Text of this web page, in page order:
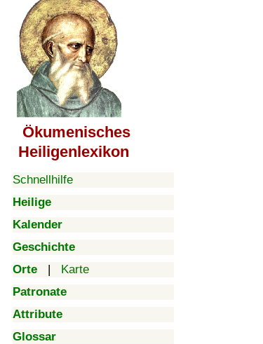
Ökumenisches
Heiligenlexikon
Schnellhilfe
Heilige
Kalender
Geschichte
Orte | Karte
Patronate
Attribute
Glossar